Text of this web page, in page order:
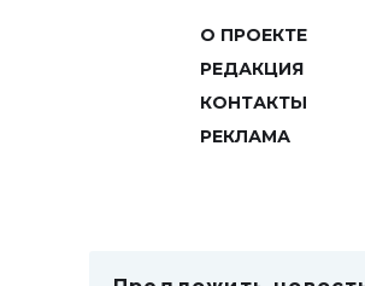
О ПРОЕКТЕ
РЕДАКЦИЯ
КОНТАКТЫ
РЕКЛАМА